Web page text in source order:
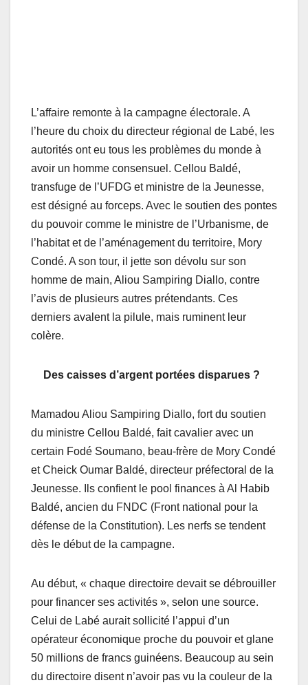
L’affaire remonte à la campagne électorale. A
l’heure du choix du directeur régional de Labé, les
autorités ont eu tous les problèmes du monde à
avoir un homme consensuel. Cellou Baldé,
transfuge de l’UFDG et ministre de la Jeunesse,
est désigné au forceps. Avec le soutien des pontes
du pouvoir comme le ministre de l’Urbanisme, de
l’habitat et de l’aménagement du territoire, Mory
Condé. A son tour, il jette son dévolu sur son
homme de main, Aliou Sampiring Diallo, contre
l’avis de plusieurs autres prétendants. Ces
derniers avalent la pilule, mais ruminent leur
colère.
Des caisses d’argent portées disparues ?
Mamadou Aliou Sampiring Diallo, fort du soutien
du ministre Cellou Baldé, fait cavalier avec un
certain Fodé Soumano, beau-frère de Mory Condé
et Cheick Oumar Baldé, directeur préfectoral de la
Jeunesse. Ils confient le pool finances à Al Habib
Baldé, ancien du FNDC (Front national pour la
défense de la Constitution). Les nerfs se tendent
dès le début de la campagne.
Au début, « chaque directoire devait se débrouiller
pour financer ses activités », selon une source.
Celui de Labé aurait sollicité l’appui d’un
opérateur économique proche du pouvoir et glane
50 millions de francs guinéens. Beaucoup au sein
du directoire disent n’avoir pas vu la couleur de la